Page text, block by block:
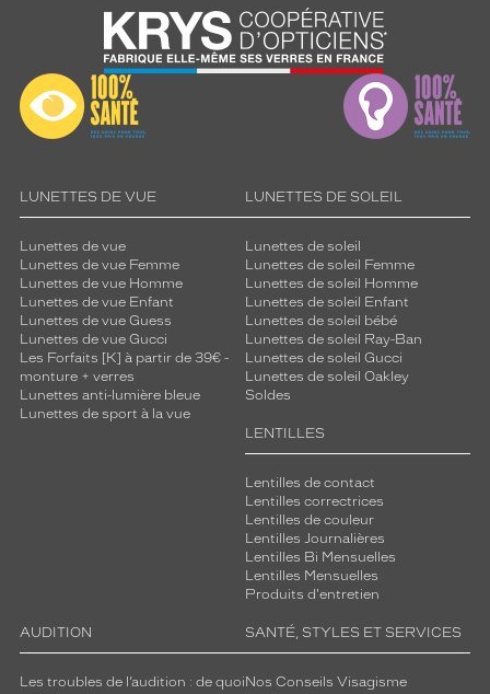
LUNETTES DE VUE
Lunettes de vue
Lunettes de vue Femme
Lunettes de vue Homme
Lunettes de vue Enfant
Lunettes de vue Guess
Lunettes de vue Gucci
Les Forfaits [K] à partir de 39€ -
monture + verres
Lunettes anti-lumière bleue
Lunettes de sport à la vue
LUNETTES DE SOLEIL
Lunettes de soleil
Lunettes de soleil Femme
Lunettes de soleil Homme
Lunettes de soleil Enfant
Lunettes de soleil bébé
Lunettes de soleil Ray-Ban
Lunettes de soleil Gucci
Lunettes de soleil Oakley
Soldes
LENTILLES
Lentilles de contact
Lentilles correctrices
Lentilles de couleur
Lentilles Journalières
Lentilles Bi Mensuelles
Lentilles Mensuelles
Produits d'entretien
AUDITION
Les troubles de l’audition : de quoi
SANTÉ, STYLES ET SERVICES
Nos Conseils Visagisme